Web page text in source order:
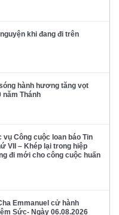
khi đang đi trên
hành hương tăng vọt
năm Thánh
vụ Công cuộc loan báo Tin
VII – Khép lại trong hiệp
đi mới cho công cuộc huấn
Emmanuel cử hành
Sức- Ngày 06.08.2026